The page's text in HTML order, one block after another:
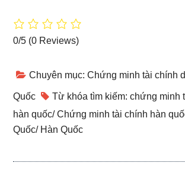
0/5 (0 Reviews)
Chuyên mục:Chứng minh tài chính
Quốc Từ khóa tìm kiếm:chứng minh
hàn quốc/Chứng minh tài chính hàn
Quốc/ Hàn Quốc